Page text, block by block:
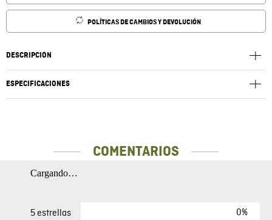
POLÍTICAS DE CAMBIOS Y DEVOLUCIÓN
DESCRIPCIÓN
ESPECIFICACIONES
COMENTARIOS
Cargando…
5 estrellas 0%